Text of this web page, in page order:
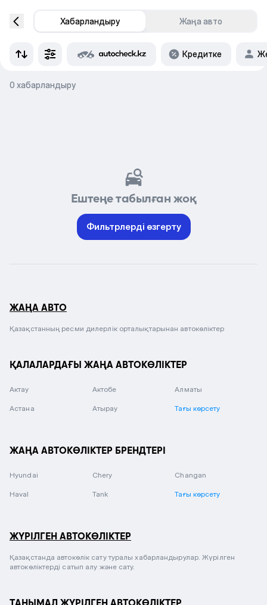
Хабарландыру Жаңа авто
Кредитке
0 хабарландыру
Ештеңе табылған жоқ
Фильтрлерді өзгерту
ЖАҢА АВТО
Қазақстанның ресми дилерлік орталықтарынан автокөліктер
ҚАЛАЛАРДАҒЫ ЖАҢА АВТОКӨЛІКТЕР
Актау Актобе Алматы
Астана Атырау Тағы көрсету
ЖАҢА АВТОКӨЛІКТЕР БРЕНДТЕРІ
Hyundai Chery Changan
Haval Tank Тағы көрсету
ЖҮРІЛГЕН АВТОКӨЛІКТЕР
Қазақстанда автокөлік сату туралы хабарландырулар. Жүрілген
автокөліктерді сатып алу және сату.
ТАНЫМАЛ ЖҮРІЛГЕН АВТОКӨЛІКТЕР